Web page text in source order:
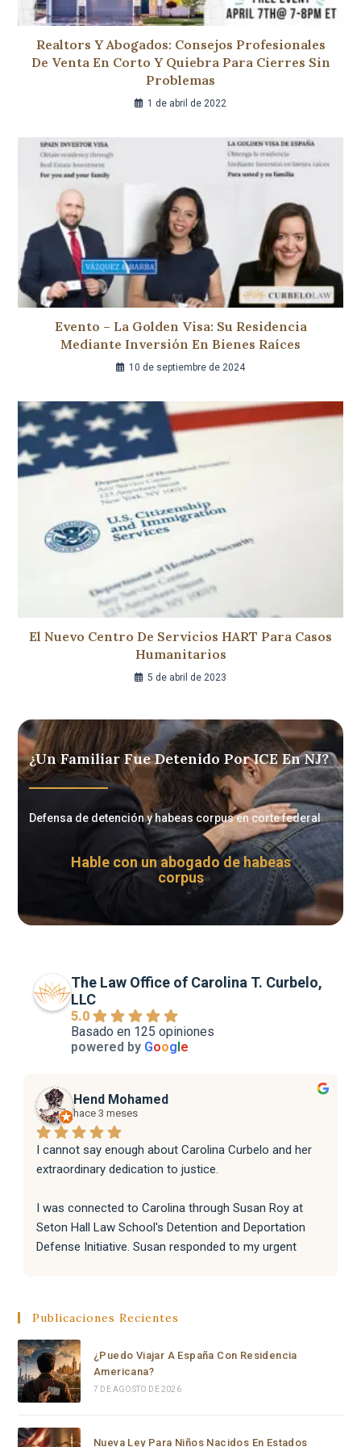
Realtors Y Abogados: Consejos Profesionales
De Venta En Corto Y Quiebra Para Cierres Sin
Problemas
1 de abril de 2022
Evento – La Golden Visa: Su Residencia
Mediante Inversión En Bienes Raíces
10 de septiembre de 2024
El Nuevo Centro De Servicios HART Para Casos
Humanitarios
5 de abril de 2023
¿Un Familiar Fue Detenido Por ICE En NJ?
Defensa de detención y habeas corpus en corte federal
Hable con un abogado de habeas
corpus
The Law Office of Carolina T. Curbelo,
LLC
5.0
Basado en 125 opiniones
powered by Goog e
Hend Mohamed
hace 3 meses
I cannot say enough about Carolina Curbelo and her
extraordinary dedication to justice.
I was connected to Carolina through Susan Roy at
Seton Hall Law School's Detention and Deportation
Defense Initiative. Susan responded to my urgent
From the moment Carolina took the case, she moved
with a level of speed, professionalism, and dedication
that I have never seen before. Within hours she had
reviewed everything, filed a complete emergency
signed emergency court order from a Chief Federal
Publicaciones Recientes
¿Puedo Viajar A España Con Residencia
Americana?
7 DE AGOSTO DE 2026
Nueva Ley Para Niños Nacidos En Estados